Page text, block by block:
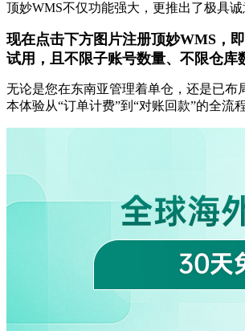
顶妙WMS不仅功能强大，更推出了极具诚
现在点击下方图片注册顶妙WMS，
试用，且不限子账号数量、不限仓库
无论是您在东南亚管理着单仓，还是已布
本体验从“订单计费”到“对账回款”的全流